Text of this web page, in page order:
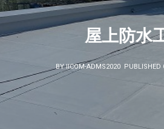
屋上防水
BY IICOM-ADMS2020 PUBLISHED